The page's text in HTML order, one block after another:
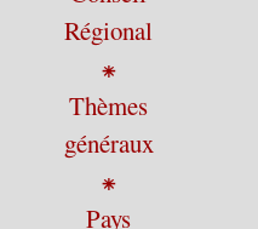
Régional
⁕
Thèmes
généraux
⁕
Pays